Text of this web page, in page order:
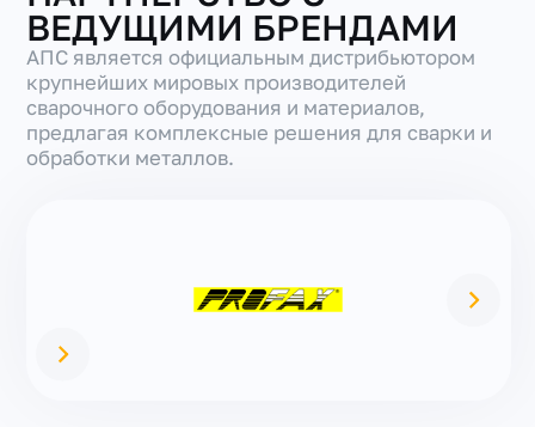
ВЕДУЩИМИ БРЕНДАМИ
АПС является официальным дистрибьютором
крупнейших мировых производителей
сварочного оборудования и материалов,
предлагая комплексные решения для сварки и
обработки металлов.